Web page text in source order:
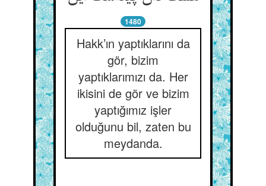
1480
Hakk’ın yaptıklarını da
gör, bizim
yaptıklarımızı da. Her
ikisini de gör ve bizim
yaptığımız işler
olduğunu bil, zaten bu
meydanda.